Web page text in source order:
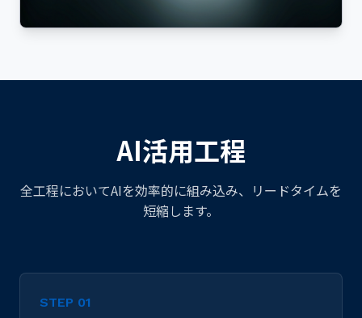
AI活用工程
全工程においてAIを効率的に組み込み、リードタイムを
短縮します。
STEP 01